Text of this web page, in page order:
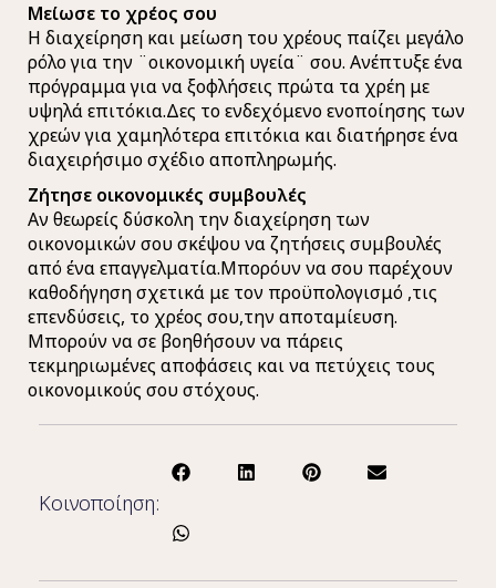
Μείωσε το χρέος σου
Η διαχείρηση και μείωση του χρέους παίζει μεγάλο
ρόλο για την ¨οικονομική υγεία¨ σου. Ανέπτυξε ένα
πρόγραμμα για να ξοφλήσεις πρώτα τα χρέη με
υψηλά επιτόκια.Δες το ενδεχόμενο ενοποίησης των
χρεών για χαμηλότερα επιτόκια και διατήρησε ένα
διαχειρήσιμο σχέδιο αποπληρωμής.
Ζήτησε οικονομικές συμβουλές
Αν θεωρείς δύσκολη την διαχείρηση των
οικονομικών σου σκέψου να ζητήσεις συμβουλές
από ένα επαγγελματία.Μπορόυν να σου παρέχουν
καθοδήγηση σχετικά με τον προϋπολογισμό ,τις
επενδύσεις, το χρέος σου,την αποταμίευση.
Μπορούν να σε βοηθήσουν να πάρεις
τεκμηριωμένες αποφάσεις και να πετύχεις τους
οικονομικούς σου στόχους.
Κοινοποίηση: